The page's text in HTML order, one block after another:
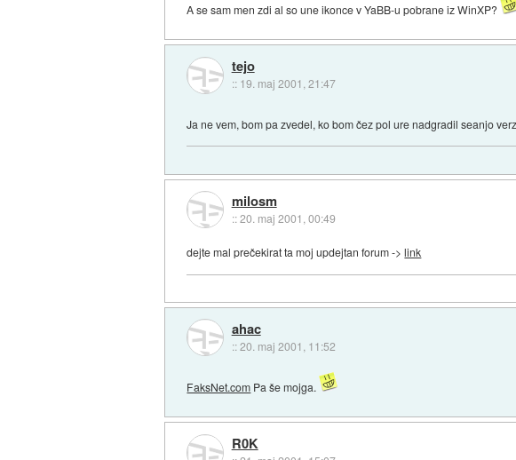
A se sam men zdi al so une ikonce v YaBB-u pobrane iz WinXP?
tejo
:: 19. maj 2001, 21:47
Ja ne vem, bom pa zvedel, ko bom čez pol ure nadgradil seanjo
milosm
::20. maj 2001, 00:49
dejte mal prečekirat ta moj updejtan forum ->link
ahac
::20. maj 2001, 11:52
FaksNet.com Pa še mojga.
R0K